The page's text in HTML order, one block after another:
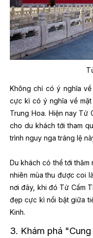
Không chỉ có ý nghĩa
cực kì có ý nghĩa về
Trung Hoa. Hiện nay Tử
cho du khách tới tham
trình nguy nga tráng lệ
Du khách có thể tới
nhiên mùa thu được coi
nơi đây, khi đó Tử Cấm
đẹp cực kì nổi bật giữa
Kinh.
3. Khám phá